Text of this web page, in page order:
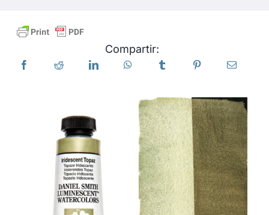
Productos
Eventos
Encuentra un minorista
Compartir: